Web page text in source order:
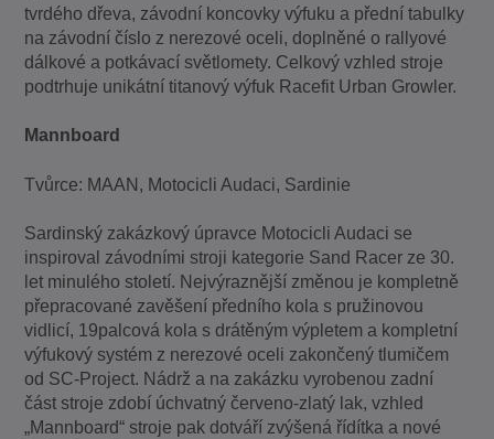
tvrdého dřeva, závodní koncovky výfuku a přední tabulky
na závodní číslo z nerezové oceli, doplněné o rallyové
dálkové a potkávací světlomety. Celkový vzhled stroje
podtrhuje unikátní titanový výfuk Racefit Urban Growler.
Mannboard
Tvůrce: MAAN, Motocicli Audaci, Sardinie
Sardinský zakázkový úpravce Motocicli Audaci se
inspiroval závodními stroji kategorie Sand Racer ze 30.
let minulého století. Nejvýraznější změnou je kompletně
přepracované zavěšení předního kola s pružinovou
vidlicí, 19palcová kola s drátěným výpletem a kompletní
výfukový systém z nerezové oceli zakončený tlumičem
od SC-Project. Nádrž a na zakázku vyrobenou zadní
část stroje zdobí úchvatný červeno-zlatý lak, vzhled
„Mannboard“ stroje pak dotváří zvýšená řídítka a nové